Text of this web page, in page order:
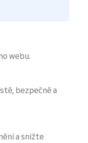
webu.
bezpečně a
a snižte